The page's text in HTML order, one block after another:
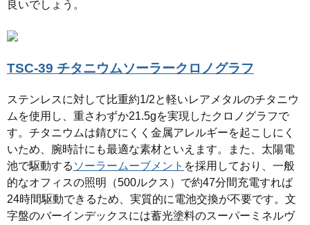
良いでしょう。
TSC-39 チタニウムソーラークロノグラフ
ステンレスに対して比重約1/2と軽いレアメタルのチタニウ
ムを使用し、重さわずか21.5gを実現したクロノグラフで
す。チタニウムは錆びにくく金属アレルギーを起こしにく
いため、腕時計にも最適な素材といえます。また、太陽電
池で駆動する ソーラームーブメント を採用しており、一般
的なオフィスの照明（500ルクス）で約47分間充電すれば
24時間駆動できるため、実質的に電池交換が不要です。文
字盤のバーインデックスには蓄光塗料のスーパーミネルヴ